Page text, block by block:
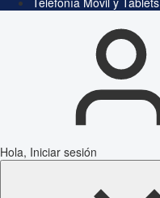
Hola, Iniciar sesión